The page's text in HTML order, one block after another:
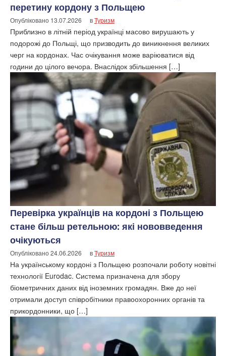
перетину кордону з Польщею
Опубліковано 13.07.2026 вТуризм
Приблизно в літній період українці масово вирушають у
подорожі до Польщі, що призводить до виникнення великих
черг на кордонах. Час очікування може варіюватися від
години до цілого вечора. Внаслідок збільшення […]
Перевірка українців на кордоні з Польщею
стане більш ретельною: які нововведення
очікуються
Опубліковано24.06.2026 вТуризм
На українському кордоні з Польщею розпочали роботу новітні
технології Eurodac. Система призначена для збору
біометричних даних від іноземних громадян. Вже до неї
отримали доступ співробітники правоохоронних органів та
прикордонники, що […]